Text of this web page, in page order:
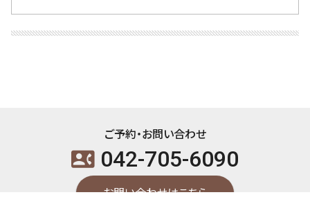
ご予約・お問い合わせ
contact_phone 042-705-6090
お問い合わせはこちら